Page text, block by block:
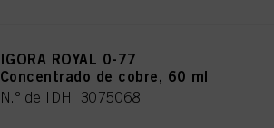
IGORA ROYAL 0-77
Concentrado de cobre, 60 ml
N.º de IDH 3075068